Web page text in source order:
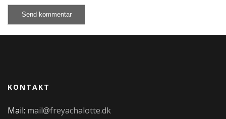
KONTAKT
Mail: mail@freyachalotte.dk